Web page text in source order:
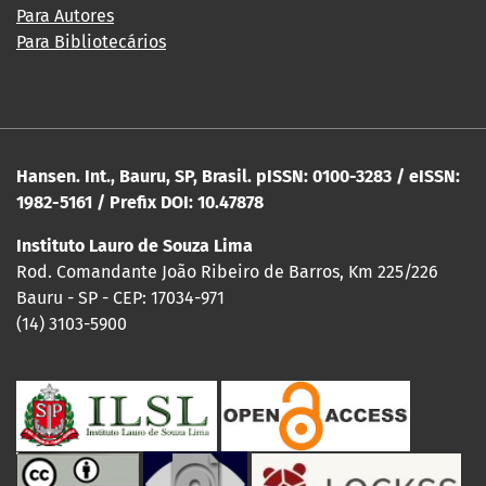
Para Autores
Para Bibliotecários
Hansen. Int., Bauru, SP, Brasil. pISSN: 0100-3283 / eISSN:
1982-5161 / Prefix DOI: 10.47878
Instituto Lauro de Souza Lima
Rod. Comandante João Ribeiro de Barros, Km 225/226
Bauru - SP - CEP: 17034-971
(14) 3103-5900